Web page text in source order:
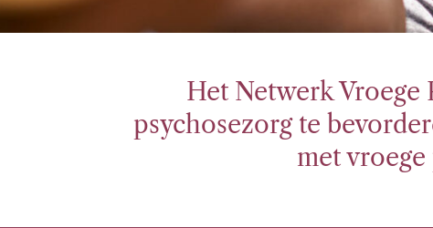
Het Netwerk Vroege
psychosezorg te
met